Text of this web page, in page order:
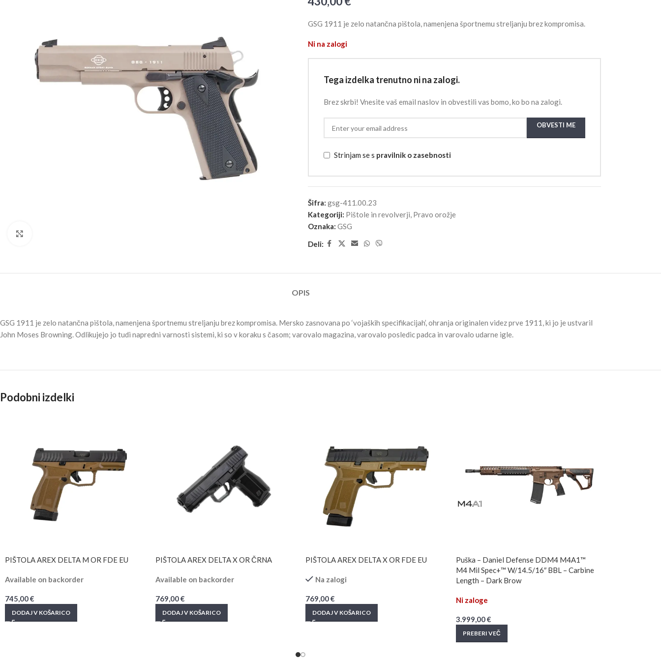
GSG 1911 je zelo natančna pištola, namenjena športnemu streljanju brez kompromisa.
Ni na zalogi
Tega izdelka trenutno ni na zalogi.
Brez skrbi! Vnesite vaš email naslov in obvestili vas bomo, ko bo na zalogi.
OBVESTI ME
Strinjam se s pravilnik o zasebnosti
Šifra: gsg-411.00.23
Kategoriji: Pištole in revolverji, Pravo orožje
Oznaka: GSG
Deli:
OPIS
GSG 1911 je zelo natančna pištola, namenjena športnemu streljanju brez kompromisa. Mersko zasnovana po ‘vojaških specifikacijah’, ohranja originalen videz prve 1911, ki jo je ustvaril
John Moses Browning. Odlikujejo jo tudi napredni varnosti sistemi, ki so v koraku s časom; varovalo magazina, varovalo posledic padca in varovalo udarne igle.
Podobni izdelki
PIŠTOLA AREX DELTA M OR FDE EU
Available on backorder
745,00€
DODAJ V KOŠARICO
PIŠTOLA AREX DELTA X OR ČRNA
Available on backorder
769,00€
DODAJ V KOŠARICO
PIŠTOLA AREX DELTA X OR FDE EU
Na zalogi
769,00€
DODAJ V KOŠARICO
Puška – Daniel Defense DDM4 M4A1™
M4 Mil Spec+™ W/14.5/16″ BBL – Carbine
Length – Dark Brow
Ni zaloge
3.999,00€
PREBERI VEČ